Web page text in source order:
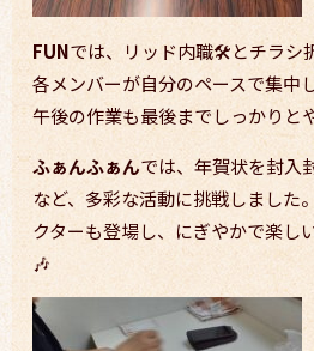
FUNでは、リッド内職🛠️とチラシ
各メンバーが自分のペースで集中
午後の作業も最後までしっかりと
ふぁんふぁんでは、年賀状を封入
など、多彩な活動に挑戦しました
クターも登場し、にぎやかで楽し
🎶